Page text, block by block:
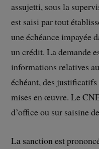
assujetti, sous la
est saisi par tout
une échéance impayée
un crédit. La demande
informations relatives
échéant, des
mises en œuvre. Le
d’office ou sur saisine
La sanction est